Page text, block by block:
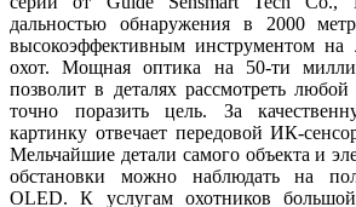
дальностью обнаружения в 2000
высокоэффективным инструментом
охот. Мощная оптика на 50-ти
позволит в деталях рассмотреть
точно поразить цель. За
картинку отвечает передовой ИК-
Мельчайшие детали самого объекта и
обстановки можно наблюдать на
OLED. К услугам охотников